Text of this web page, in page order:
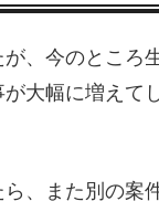
、今のところ
大幅に増えて
、また別の案